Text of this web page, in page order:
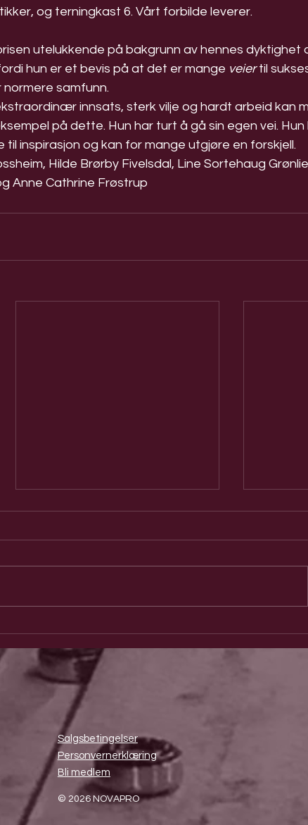
og terningkast 6. Vårt forbilde leverer.
utelukkende på bakgrunn av hennes dyktighet
hun er et bevis på at det er mange veier til
samfunn.
innsats, sterk vilje og hardt arbeid kan
på dette. Hun har turt å gå sin egen vei. Hun
inspirasjon og kan for mange utgjøre en forskjell.
Hilde Brørby Fivelsdal, Line Sortehaug
Anne Cathrine Frøstrup
Årets kvinnelige forbilde 2024 er Lindis
Hurum
Årets
Risan.
Salgsbetingelser
Personvernerklæring
Bli medlem
© 2026 NOVAPRO